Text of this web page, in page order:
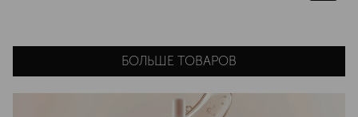
БОЛЬШЕ ТОВАРОВ